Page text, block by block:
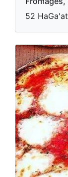
52